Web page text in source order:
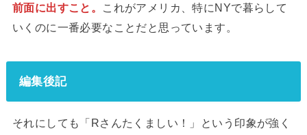
前面に出すこと。 これがアメリカ、特にNYで暮らして
いくのに一番必要なことだと思っています。
編集後記
それにしても「Rさんたくましい！」という印象が強く